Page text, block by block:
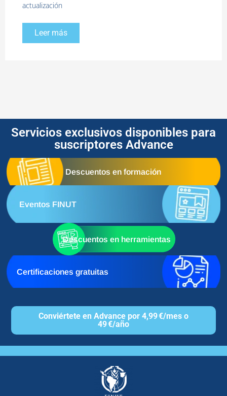
actualización
Leer más
Servicios exclusivos disponibles para
suscriptores Advance
Descuentos en formación
Eventos FINUT
Descuentos en herramientas
Certificaciones gratuitas
Conviértete en Advance por 4,99 €/mes o
49 €/año